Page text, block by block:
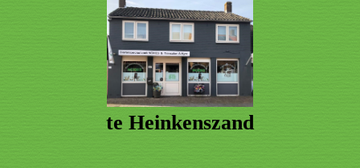
te Heinkenszand